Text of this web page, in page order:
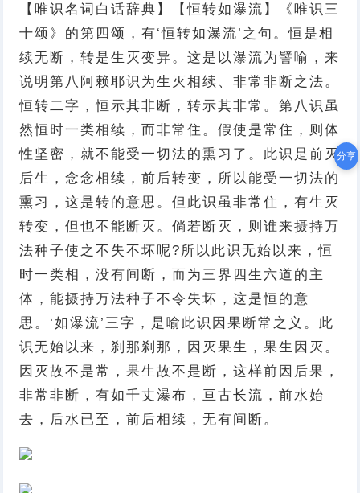
【唯识名词白话辞典】【恒转如瀑流】《唯识三
十颂》的第四颂，有‘恒转如瀑流’之句。恒是相
续无断，转是生灭变异。这是以瀑流为譬喻，来
说明第八阿赖耶识为生灭相续、非常非断之法。
恒转二字，恒示其非断，转示其非常。第八识虽
然恒时一类相续，而非常住。假使是常住，则体
性坚密，就不能受一切法的熏习了。此识是前灭
后生，念念相续，前后转变，所以能受一切法的
熏习，这是转的意思。但此识虽非常住，有生灭
转变，但也不能断灭。倘若断灭，则谁来摄持万
法种子使之不失不坏呢?所以此识无始以来，恒
时一类相，没有间断，而为三界四生六道的主
体，能摄持万法种子不令失坏，这是恒的意
思。‘如瀑流’三字，是喻此识因果断常之义。此
识无始以来，刹那刹那，因灭果生，果生因灭。
因灭故不是常，果生故不是断，这样前因后果，
非常非断，有如千丈瀑布，亘古长流，前水始
去，后水已至，前后相续，无有间断。
分享